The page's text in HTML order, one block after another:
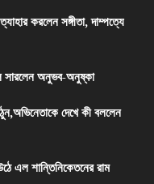
করলেন সঙ্গীতা, দাম্পত্যে
সারলেন অনুভব-অনুষ্কা
দেখে কী বললেন
এল শান্তিনিকেতনের রাম